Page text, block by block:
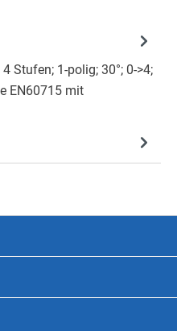
Stufen; 1-polig; 30°; 0->4;
EN60715 mit